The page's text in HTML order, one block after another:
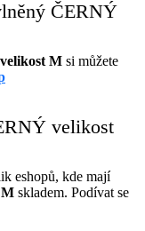
ČERNÝ
M si můžete
velikost
eshopů, kde mají
skladem. Podívat se